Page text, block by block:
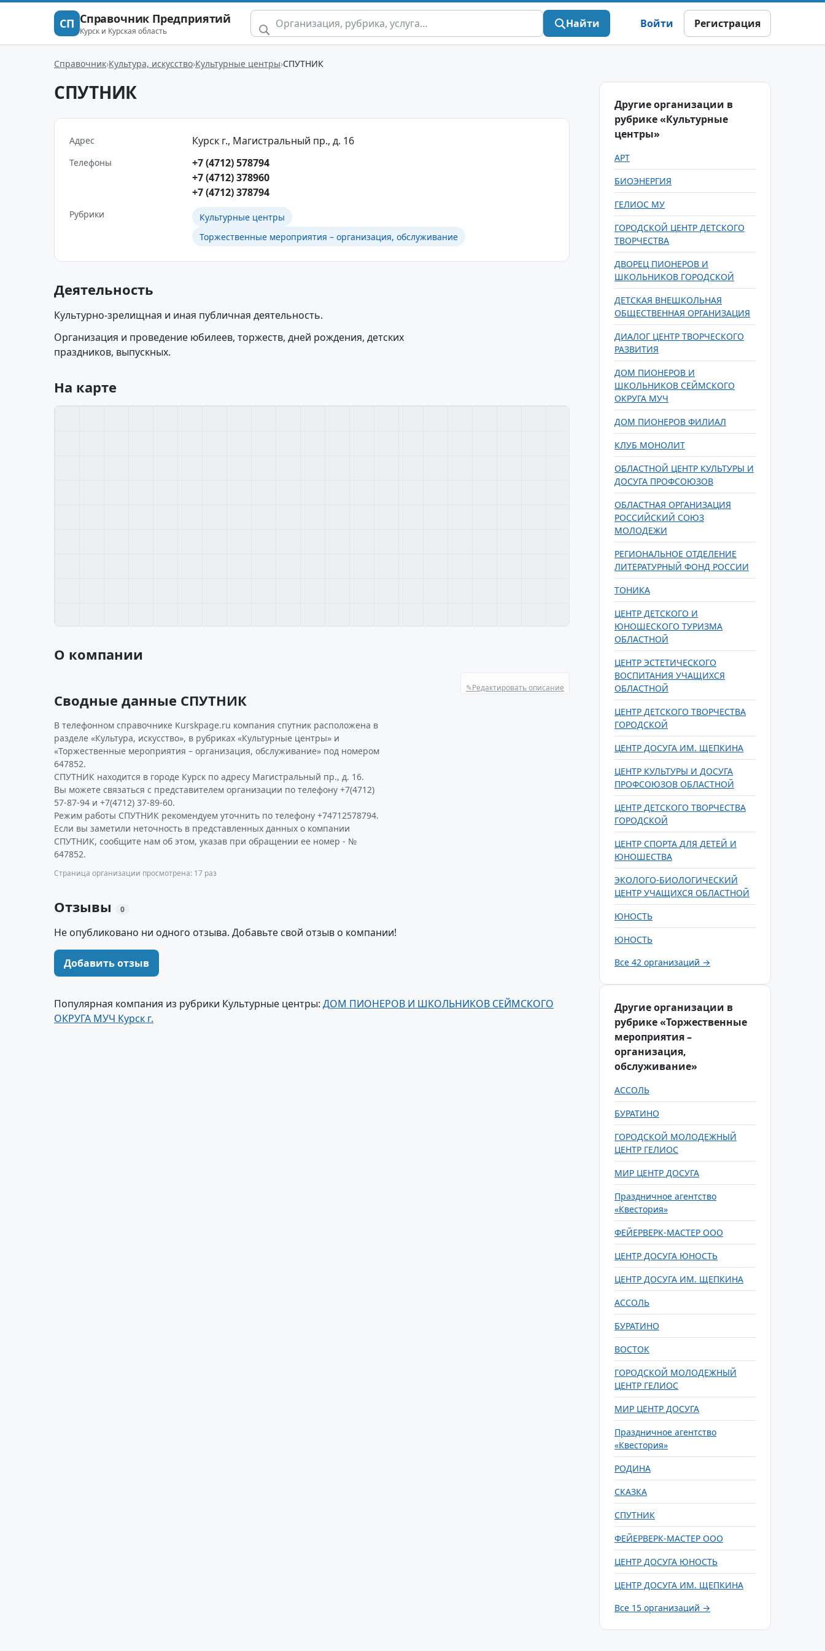
СП Справочник Предприятий
Курск и Курская область
Найти Войти Регистрация
Справочник Культура, искусство Культурные центры СПУТНИК
СПУТНИК
Адрес Курск г., Магистральный пр., д. 16
Телефоны
+7 (4712) 578794
+7 (4712) 378960
+7 (4712) 378794
Рубрики
Культурные центры
Торжественные мероприятия – организация, обслуживание
Деятельность
Культурно-зрелищная и иная публичная деятельность.
Организация и проведение юбилеев, торжеств, дней рождения, детских
праздников, выпускных.
На карте
О компании
✎Редактировать описание
Сводные данные СПУТНИК
В телефонном справочнике Kurskpage.ru компания спутник расположена в
разделе «Культура, искусство», в рубриках «Культурные центры» и
«Торжественные мероприятия – организация, обслуживание» под номером
647852.
СПУТНИК находится в городе Курск по адресу Магистральный пр., д. 16.
Вы можете связаться с представителем организации по телефону +7(4712)
57-87-94 и +7(4712) 37-89-60.
Режим работы СПУТНИК рекомендуем уточнить по телефону +74712578794.
Если вы заметили неточность в представленных данных о компании
СПУТНИК, сообщите нам об этом, указав при обращении ее номер - №
647852.
Страница организации просмотрена: 17 раз
Отзывы 0
Не опубликовано ни одного отзыва. Добавьте свой отзыв о компании!
Добавить отзыв
Популярная компания из рубрики Культурные центры: ДОМ ПИОНЕРОВ И ШКОЛЬНИКОВ СЕЙМСКОГО
ОКРУГА МУЧ Курск г.
Другие организации в
рубрике «Культурные
центры»
АРТ
БИОЭНЕРГИЯ
ГЕЛИОС МУ
ГОРОДСКОЙ ЦЕНТР ДЕТСКОГО
ТВОРЧЕСТВА
ДВОРЕЦ ПИОНЕРОВ И
ШКОЛЬНИКОВ ГОРОДСКОЙ
ДЕТСКАЯ ВНЕШКОЛЬНАЯ
ОБЩЕСТВЕННАЯ ОРГАНИЗАЦИЯ
ДИАЛОГ ЦЕНТР ТВОРЧЕСКОГО
РАЗВИТИЯ
ДОМ ПИОНЕРОВ И
ШКОЛЬНИКОВ СЕЙМСКОГО
ОКРУГА МУЧ
ДОМ ПИОНЕРОВ ФИЛИАЛ
КЛУБ МОНОЛИТ
ОБЛАСТНОЙ ЦЕНТР КУЛЬТУРЫ И
ДОСУГА ПРОФСОЮЗОВ
ОБЛАСТНАЯ ОРГАНИЗАЦИЯ
РОССИЙСКИЙ СОЮЗ
МОЛОДЕЖИ
РЕГИОНАЛЬНОЕ ОТДЕЛЕНИЕ
ЛИТЕРАТУРНЫЙ ФОНД РОССИИ
ТОНИКА
ЦЕНТР ДЕТСКОГО И
ЮНОШЕСКОГО ТУРИЗМА
ОБЛАСТНОЙ
ЦЕНТР ЭСТЕТИЧЕСКОГО
ВОСПИТАНИЯ УЧАЩИХСЯ
ОБЛАСТНОЙ
ЦЕНТР ДЕТСКОГО ТВОРЧЕСТВА
ГОРОДСКОЙ
ЦЕНТР ДОСУГА ИМ. ЩЕПКИНА
ЦЕНТР КУЛЬТУРЫ И ДОСУГА
ПРОФСОЮЗОВ ОБЛАСТНОЙ
ЦЕНТР ДЕТСКОГО ТВОРЧЕСТВА
ГОРОДСКОЙ
ЦЕНТР СПОРТА ДЛЯ ДЕТЕЙ И
ЮНОШЕСТВА
ЭКОЛОГО-БИОЛОГИЧЕСКИЙ
ЦЕНТР УЧАЩИХСЯ ОБЛАСТНОЙ
ЮНОСТЬ
ЮНОСТЬ
Все 42 организаций →
Другие организации в
рубрике «Торжественные
мероприятия –
организация,
обслуживание»
АССОЛЬ
БУРАТИНО
ГОРОДСКОЙ МОЛОДЕЖНЫЙ
ЦЕНТР ГЕЛИОС
МИР ЦЕНТР ДОСУГА
Праздничное агентство
«Квестория»
ФЕЙЕРВЕРК-МАСТЕР ООО
ЦЕНТР ДОСУГА ЮНОСТЬ
ЦЕНТР ДОСУГА ИМ. ЩЕПКИНА
АССОЛЬ
БУРАТИНО
ВОСТОК
ГОРОДСКОЙ МОЛОДЕЖНЫЙ
ЦЕНТР ГЕЛИОС
МИР ЦЕНТР ДОСУГА
Праздничное агентство
«Квестория»
РОДИНА
СКАЗКА
СПУТНИК
ФЕЙЕРВЕРК-МАСТЕР ООО
ЦЕНТР ДОСУГА ЮНОСТЬ
ЦЕНТР ДОСУГА ИМ. ЩЕПКИНА
Все 15 организаций →